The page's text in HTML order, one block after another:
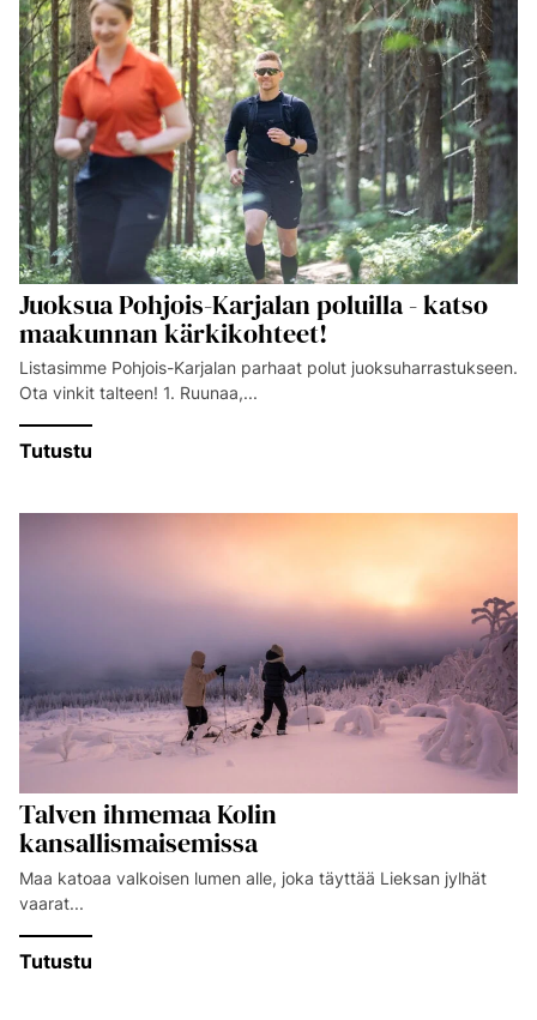
Juoksua Pohjois-Karjalan poluilla - katso
maakunnan kärkikohteet!
Listasimme Pohjois-Karjalan parhaat polut juoksuharrastukseen.
Ota vinkit talteen! 1. Ruunaa,...
Tutustu
Talven ihmemaa Kolin
kansallismaisemissa
Maa katoaa valkoisen lumen alle, joka täyttää Lieksan jylhät
vaarat...
Tutustu